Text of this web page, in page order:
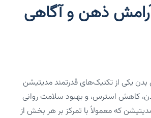
ذهن و آگاهی
یکی از تکنیک‌های قدرتمند مدیتیشن
کاهش استرس، و بهبود سلامت روانی
که معمولاً با تمرکز بر هر بخش از